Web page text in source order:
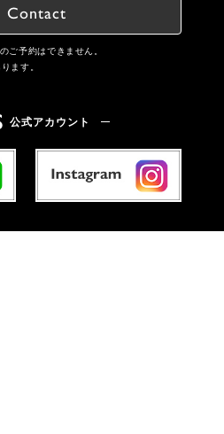
Contact
ご予約はできません。
ます。
公式アカウント